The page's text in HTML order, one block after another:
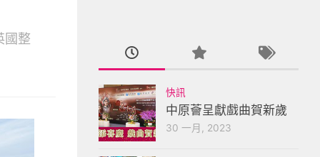
國整
快訊
中原薈呈獻戲曲賀新歲
30 一月, 2023